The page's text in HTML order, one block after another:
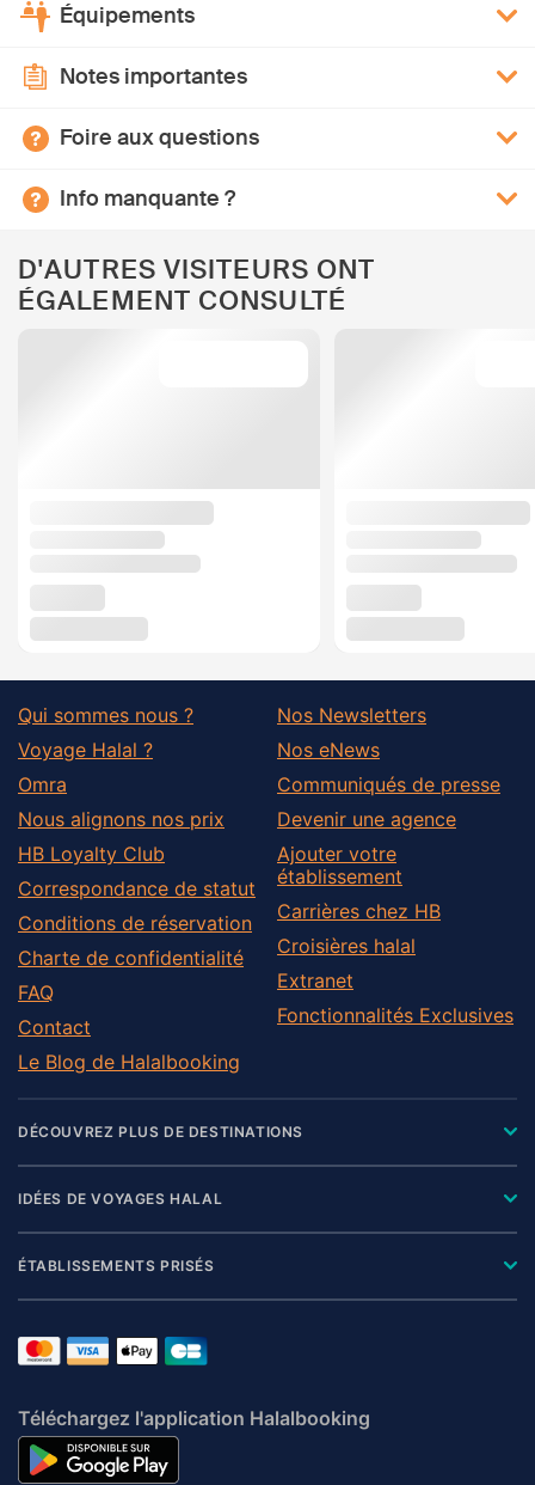
Équipements
Notes importantes
Foire aux questions
Info manquante ?
D'AUTRES VISITEURS ONT
ÉGALEMENT CONSULTÉ
Qui sommes nous ?
Voyage Halal ?
Omra
Nous alignons nos prix
HB Loyalty Club
Correspondance de statut
Conditions de réservation
Charte de confidentialité
FAQ
Contact
Le Blog de Halalbooking
Nos Newsletters
Nos eNews
Communiqués de presse
Devenir une agence
Ajouter votre
établissement
Carrières chez HB
Croisières halal
Extranet
Fonctionnalités Exclusives
DÉCOUVREZ PLUS DE DESTINATIONS
IDÉES DE VOYAGES HALAL
ÉTABLISSEMENTS PRISÉS
Téléchargez l'application Halalbooking